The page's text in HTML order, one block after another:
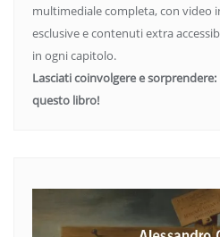
multimediale completa, con video
esclusive e contenuti extra
in ogni capitolo.
Lasciati coinvolgere e
questo libro!